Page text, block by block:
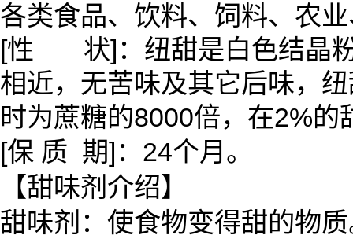
各类食品、饮料、饲料、农
[性 状]：纽甜是白色结晶粉
相近，无苦味及其它后味，
时为蔗糖的8000倍，在2%
[保 质 期]：24个月。
【甜味剂介绍】
甜味剂：使食物变得甜的物